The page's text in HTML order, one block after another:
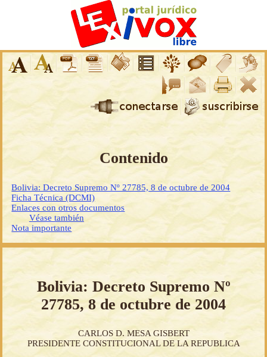
Contenido
Bolivia: Decreto Supremo Nº 27785, 8 de octubre de 2004
Ficha Técnica (DCMI)
Enlaces con otros documentos
Véase también
Nota importante
Bolivia: Decreto Supremo Nº
27785, 8 de octubre de 2004
CARLOS D. MESA GISBERT
PRESIDENTE CONSTITUCIONAL DE LA REPUBLICA